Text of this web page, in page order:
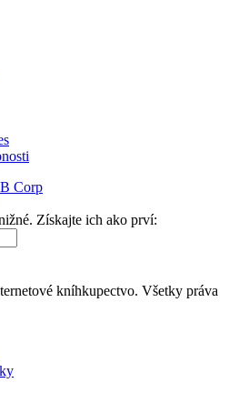
Corp
Získajte ich ako prví:
kníhkupectvo. Všetky práva